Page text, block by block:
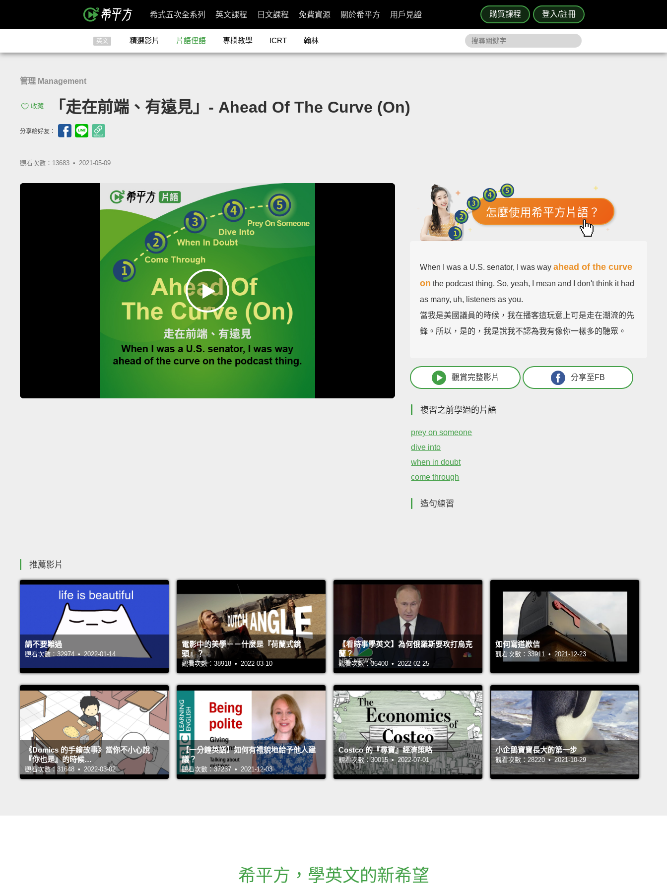
購買課程 登入/註冊
希式五次全系列 英文課程 日文課程 免費資源 關於希平方 用戶見證
英文 精選影片 片語俚語 專欄教學 ICRT 翰林
管理 Management
收藏 「走在前端、有遠見」- Ahead Of The Curve (On)
分享給好友：
觀看次數：13683 • 2021-05-09
怎麼使用希平方片語？
When I was a U.S. senator, I was wayahead of the curve
on the podcast thing. So, yeah, I mean and I don't think it had
as many, uh, listeners as you.
當我是美國議員的時候，我在播客這玩意上可是走在潮流的先
鋒。所以，是的，我是說我不認為我有像你一樣多的聽眾。
觀賞完整影片 分享至FB
複習之前學過的片語
prey on someone
dive into
when in doubt
come through
造句練習
推薦影片
請不要難過
觀看次數：32974 • 2022-01-14
電影中的美學－－什麼是『荷蘭式鏡
頭』？
觀看次數：38918 • 2022-03-10
【看時事學英文】為何俄羅斯要攻打烏克
蘭？
觀看次數：36400 • 2022-02-25
如何寫道歉信
觀看次數：33911 • 2021-12-23
《Domics 的手繪故事》當你不小心說
『你也是』的時候…
觀看次數：31648 • 2022-03-02
【一分鐘英語】如何有禮貌地給予他人建
議？
觀看次數：37237 • 2021-12-03
Costco 的『尋寶』經濟策略
觀看次數：30015 • 2022-07-01
小企鵝寶寶長大的第一步
觀看次數：28220 • 2021-10-29
希平方 ， 學英文的新希望